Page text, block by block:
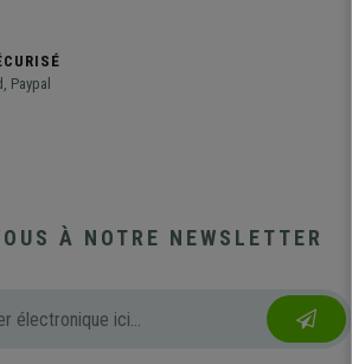
Paypal
À NOTRE NEWSLETTER